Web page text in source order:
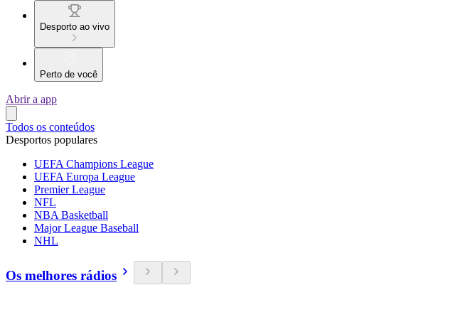
Desporto ao vivo
Perto de você
Abrir a app
Todos os conteúdos
Desportos populares
UEFA Champions League
UEFA Europa League
Premier League
NFL
NBA Basketball
Major League Baseball
NHL
Os melhores rádios